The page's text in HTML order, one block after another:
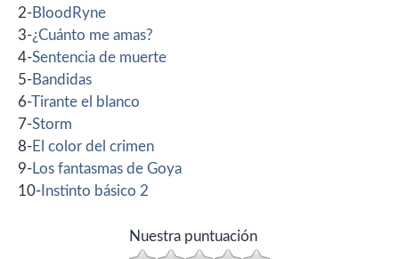
2-BloodRyne
3-¿Cuánto me amas?
4-Sentencia de muerte
5-Bandidas
6-Tirante el blanco
7-Storm
8-El color del crimen
9-Los fantasmas de Goya
10- Instinto básico 2
Nuestra puntuación